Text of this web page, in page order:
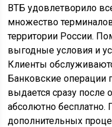
ВТБ удовлетворило
множество
территории России.
выгодные условия и
Клиенты
Банковские операции
выдается сразу после
абсолютно бесплатно.
дополнительных